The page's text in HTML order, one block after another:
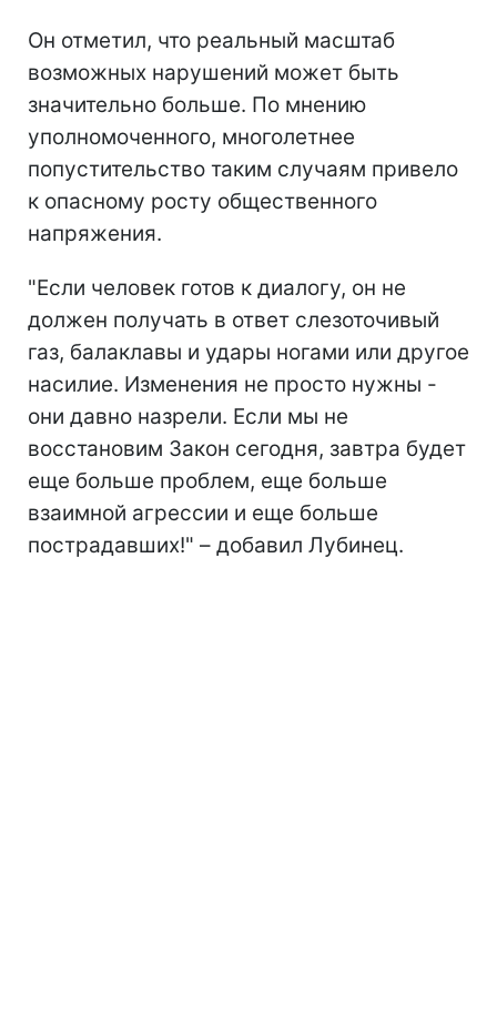
Он отметил, что реальный масштаб
возможных нарушений может быть
значительно больше. По мнению
уполномоченного, многолетнее
попустительство таким случаям привело
к опасному росту общественного
напряжения.
"Если человек готов к диалогу, он не
должен получать в ответ слезоточивый
газ, балаклавы и удары ногами или другое
насилие. Изменения не просто нужны -
они давно назрели. Если мы не
восстановим Закон сегодня, завтра будет
еще больше проблем, еще больше
взаимной агрессии и еще больше
пострадавших!" – добавил Лубинец.